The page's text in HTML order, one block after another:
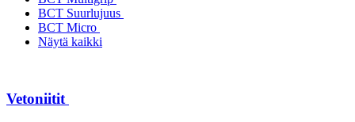
BCT Suurlujuus
BCT Micro
Näytä kaikki
Vetoniitit